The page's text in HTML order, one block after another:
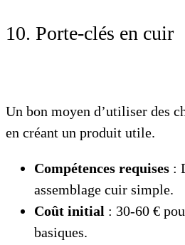
10. Porte-clés en cuir
Un bon moyen d’utiliser des
en créant un produit utile.
Compétences requises :
assemblage cuir simple.
Coût initial : 30-60 €
basiques.